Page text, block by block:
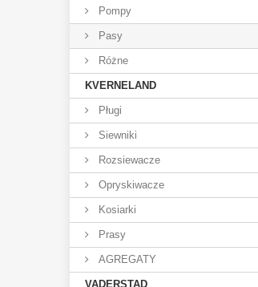
Pompy
Pasy
Różne
KVERNELAND
Pługi
Siewniki
Rozsiewacze
Opryskiwacze
Kosiarki
Prasy
AGREGATY
VADERSTAD